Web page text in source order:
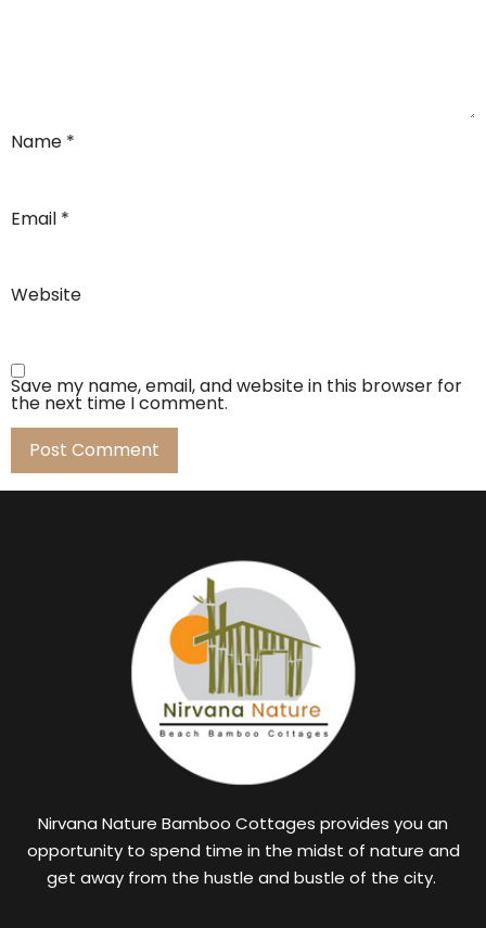
Name *
Email *
Website
Save my name, email, and website in this browser for
the next time I comment.
Nirvana Nature Bamboo Cottages provides you an
opportunity to spend time in the midst of nature and
get away from the hustle and bustle of the city.